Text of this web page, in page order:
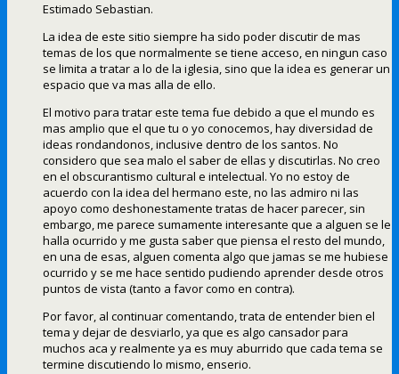
Estimado Sebastian.
La idea de este sitio siempre ha sido poder discutir de mas
temas de los que normalmente se tiene acceso, en ningun caso
se limita a tratar a lo de la iglesia, sino que la idea es generar un
espacio que va mas alla de ello.
El motivo para tratar este tema fue debido a que el mundo es
mas amplio que el que tu o yo conocemos, hay diversidad de
ideas rondandonos, inclusive dentro de los santos. No
considero que sea malo el saber de ellas y discutirlas. No creo
en el obscurantismo cultural e intelectual. Yo no estoy de
acuerdo con la idea del hermano este, no las admiro ni las
apoyo como deshonestamente tratas de hacer parecer, sin
embargo, me parece sumamente interesante que a alguen se le
halla ocurrido y me gusta saber que piensa el resto del mundo,
en una de esas, alguen comenta algo que jamas se me hubiese
ocurrido y se me hace sentido pudiendo aprender desde otros
puntos de vista (tanto a favor como en contra).
Por favor, al continuar comentando, trata de entender bien el
tema y dejar de desviarlo, ya que es algo cansador para
muchos aca y realmente ya es muy aburrido que cada tema se
termine discutiendo lo mismo, enserio.